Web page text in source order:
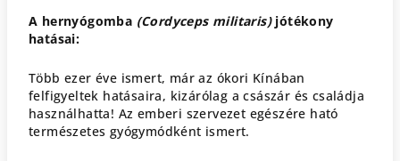
A hernyógomba (Cordyceps militaris)jótékony
hatásai:
Több ezer éve ismert, már az ókori Kínában
felfigyeltek hatásaira, kizárólag a császár és családja
használhatta! Az emberi szervezet egészére ható
természetes gyógymódként ismert.